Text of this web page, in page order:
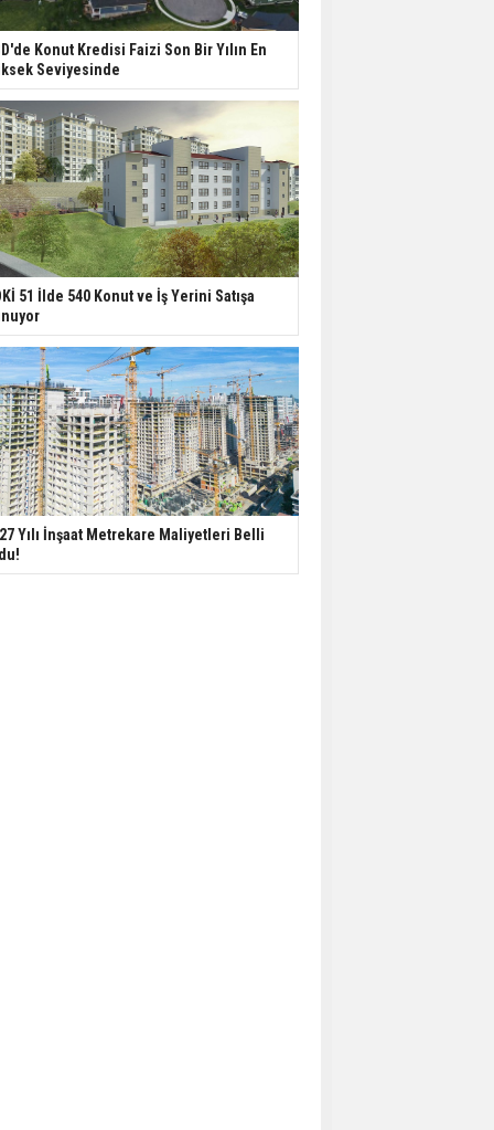
Konut Kredisi Faizi Son Bir Yılın En
Seviyesinde
51 İlde 540 Konut ve İş Yerini Satışa
Yılı İnşaat Metrekare Maliyetleri Belli